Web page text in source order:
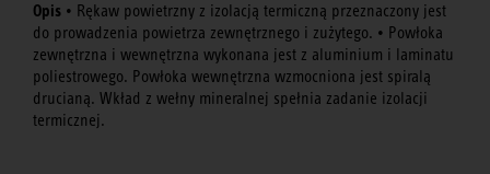
Opis • Rękaw powietrzny z izolacją termiczną przeznaczony jest
do prowadzenia powietrza zewnętrznego i zużytego. • Powłoka
zewnętrzna i wewnętrzna wykonana jest z aluminium i laminatu
poliestrowego. Powłoka wewnętrzna wzmocniona jest spiralą
drucianą. Wkład z wełny mineralnej spełnia zadanie izolacji
termicznej.